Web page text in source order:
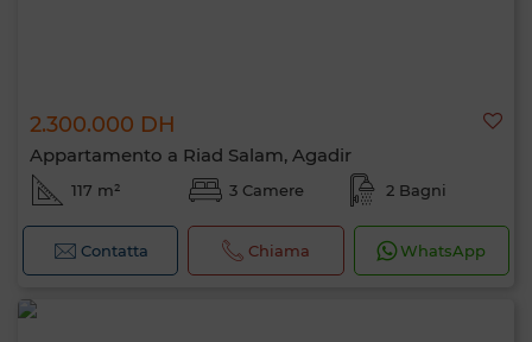
2.300.000 DH
Appartamento a Riad Salam, Agadir
117 m² 3 Camere 2 Bagni
Contatta Chiama WhatsApp